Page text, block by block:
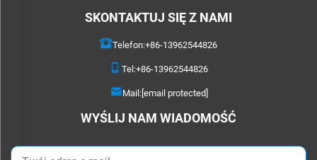
SKONTAKTUJ SIĘ Z NAMI
Telefon:+86-13962544826
Tel:+86-13962544826
Mail:[email protected]
WYŚLIJ NAM WIADOMOŚĆ